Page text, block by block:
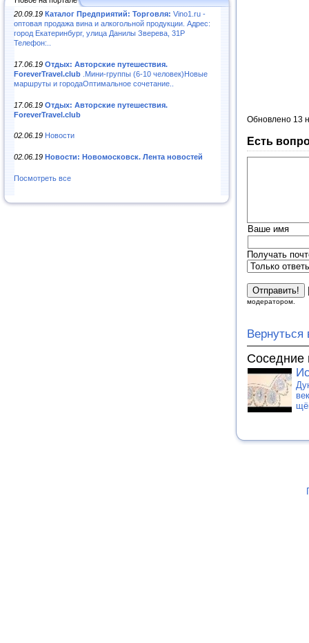
20.09.19 Каталог Предприятий: Торговля: Vino1.ru -
оптовая продажа вина и алкогольной продукции. Адрес:
город Екатеринбург, улица Данилы Зверева, 31Р
Телефон:..
17.06.19 Отдых: Авторские путешествия.
ForeverTravel.club .Мини-группы (6-10 человек)Новые
маршруты и городаОптимальное сочетание..
17.06.19 Отдых: Авторские путешествия.
ForeverTravel.club
02.06.19 Новости
02.06.19 Новости: Новомосковск. Лента новостей
Посмотреть все
Обновлено 13
Есть
Ваше имя
Получать
модератором.
Вернуться
Соседние